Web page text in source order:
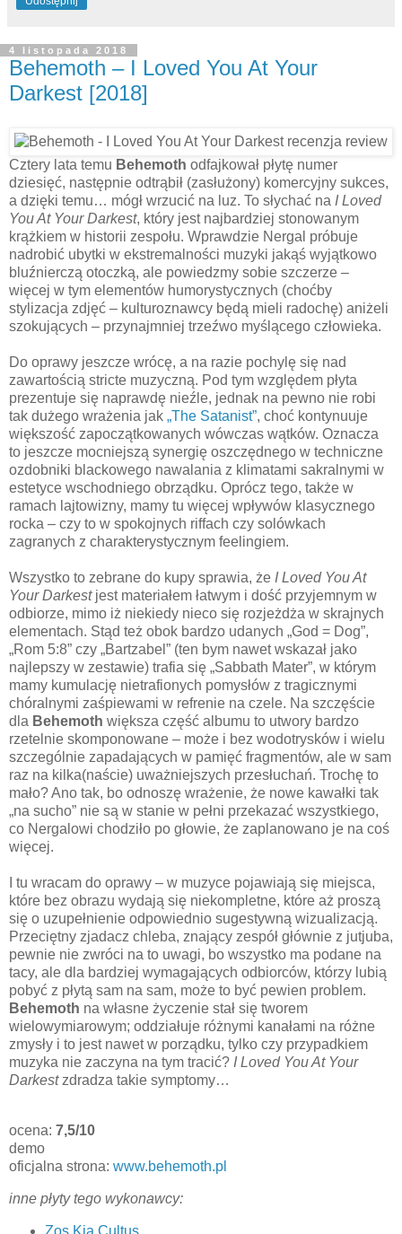
4 listopada 2018
Behemoth – I Loved You At Your
Darkest [2018]
Cztery lata temu Behemoth odfajkował płytę numer
dziesięć, następnie odtrąbił (zasłużony) komercyjny sukces,
a dzięki temu… mógł wrzucić na luz. To słychać na I Loved
You At Your Darkest, który jest najbardziej stonowanym
krążkiem w historii zespołu. Wprawdzie Nergal próbuje
nadrobić ubytki w ekstremalności muzyki jakąś wyjątkowo
bluźnierczą otoczką, ale powiedzmy sobie szczerze –
więcej w tym elementów humorystycznych (choćby
stylizacja zdjęć – kulturoznawcy będą mieli radochę) aniżeli
szokujących – przynajmniej trzeźwo myślącego człowieka.
Do oprawy jeszcze wrócę, a na razie pochylę się nad
zawartością stricte muzyczną. Pod tym względem płyta
prezentuje się naprawdę nieźle, jednak na pewno nie robi
tak dużego wrażenia jak „The Satanist”, choć kontynuuje
większość zapoczątkowanych wówczas wątków. Oznacza
to jeszcze mocniejszą synergię oszczędnego w techniczne
ozdobniki blackowego nawalania z klimatami sakralnymi w
estetyce wschodniego obrządku. Oprócz tego, także w
ramach lajtowizny, mamy tu więcej wpływów klasycznego
rocka – czy to w spokojnych riffach czy solówkach
zagranych z charakterystycznym feelingiem.
Wszystko to zebrane do kupy sprawia, że I Loved You At
Your Darkestjest materiałem łatwym i dość przyjemnym w
odbiorze, mimo iż niekiedy nieco się rozjeżdża w skrajnych
elementach. Stąd też obok bardzo udanych „God = Dog”,
„Rom 5:8” czy „Bartzabel” (ten bym nawet wskazał jako
najlepszy w zestawie) trafia się „Sabbath Mater”, w którym
mamy kumulację nietrafionych pomysłów z tragicznymi
chóralnymi zaśpiewami w refrenie na czele. Na szczęście
dla Behemoth większa część albumu to utwory bardzo
rzetelnie skomponowane – może i bez wodotrysków i wielu
szczególnie zapadających w pamięć fragmentów, ale w sam
raz na kilka(naście) uważniejszych przesłuchań. Trochę to
mało? Ano tak, bo odnoszę wrażenie, że nowe kawałki tak
„na sucho” nie są w stanie w pełni przekazać wszystkiego,
co Nergalowi chodziło po głowie, że zaplanowano je na coś
więcej.
I tu wracam do oprawy – w muzyce pojawiają się miejsca,
które bez obrazu wydają się niekompletne, które aż proszą
się o uzupełnienie odpowiednio sugestywną wizualizacją.
Przeciętny zjadacz chleba, znający zespół głównie z jutjuba,
pewnie nie zwróci na to uwagi, bo wszystko ma podane na
tacy, ale dla bardziej wymagających odbiorców, którzy lubią
pobyć z płytą sam na sam, może to być pewien problem.
Behemoth na własne życzenie stał się tworem
wielowymiarowym; oddziałuje różnymi kanałami na różne
zmysły i to jest nawet w porządku, tylko czy przypadkiem
muzyka nie zaczyna na tym tracić? I Loved You At Your
Darkestzdradza takie symptomy…
ocena: 7,5/10
demo
oficjalna strona: www.behemoth.pl
inne płyty tego wykonawcy: